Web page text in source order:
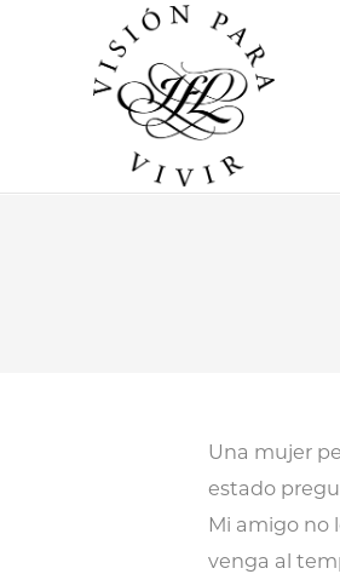
Una mujer
estado
Mi amigo no
venga al